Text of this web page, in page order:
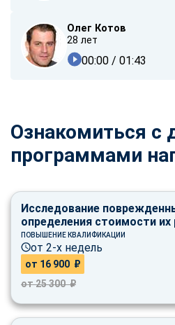
Олег Котов
28 лет
00:00 / 01:43
Ознакомиться с
программами
Исследование
определения стоимости
ПОВЫШЕНИЕ КВАЛИФИКАЦИИ
от 2-х недель
от 16 900 ₽
от 25 300 ₽